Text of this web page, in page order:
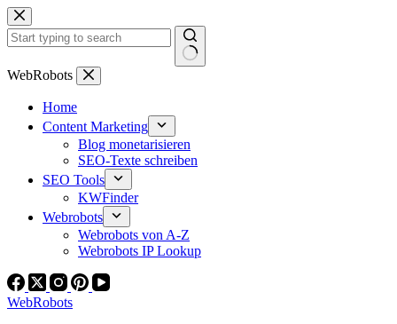
Zum
Inhalt
springen
Keine
WebRobots
Home
Content Marketing
Blog monetarisieren
SEO-Texte schreiben
SEO Tools
KWFinder
Webrobots
Webrobots von A-Z
Webrobots IP Lookup
WebRobots